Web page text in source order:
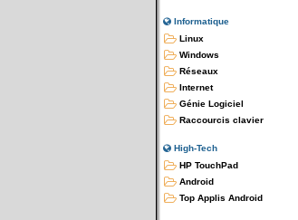
Informatique
Linux
Windows
Réseaux
Internet
Génie Logiciel
Raccourcis clavier
High-Tech
HP TouchPad
Android
Top Applis Android